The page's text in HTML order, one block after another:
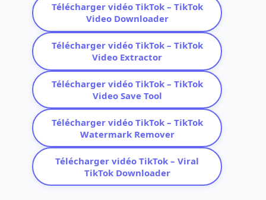
Télécharger vidéo TikTok – TikTok
Video Downloader
Télécharger vidéo TikTok – TikTok
Video Extractor
Télécharger vidéo TikTok – TikTok
Video Save Tool
Télécharger vidéo TikTok – TikTok
Watermark Remover
Télécharger vidéo TikTok – Viral
TikTok Downloader